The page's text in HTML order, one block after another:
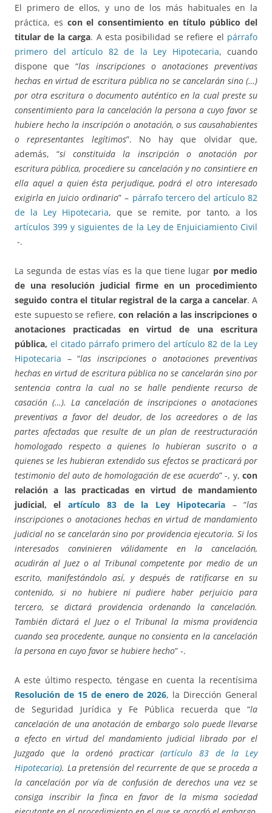
El primero de ellos, y uno de los más habituales en la
práctica, es con el consentimiento en título público del
titular de la carga. A esta posibilidad se refiere el párrafo
primero del artículo 82 de la Ley Hipotecaria, cuando
dispone que “las inscripciones o anotaciones preventivas
hechas en virtud de escritura pública no se cancelarán sino (…)
por otra escritura o documento auténtico en la cual preste su
consentimiento para la cancelación la persona a cuyo favor se
hubiere hecho la inscripción o anotación, o sus causahabientes
o representantes legítimos”. No hay que olvidar que,
además, “si constituida la inscripción o anotación por
escritura pública, procediere su cancelación y no consintiere en
ella aquel a quien ésta perjudique, podrá el otro interesado
exigirla en juicio ordinario” – párrafo tercero del artículo 82
de la Ley Hipotecaria, que se remite, por tanto, a los
artículos 399 y siguientes de la Ley de Enjuiciamiento Civil
-.
La segunda de estas vías es la que tiene lugar por medio
de una resolución judicial firme en un procedimiento
seguido contra el titular registral de la carga a cancelar. A
este supuesto se refiere,con relación a las inscripciones o
anotaciones practicadas en virtud de una escritura
pública, el citado párrafo primero del artículo 82 de la Ley
Hipotecaria – “las inscripciones o anotaciones preventivas
hechas en virtud de escritura pública no se cancelarán sino por
sentencia contra la cual no se halle pendiente recurso de
casación (…). La cancelación de inscripciones o anotaciones
preventivas a favor del deudor, de los acreedores o de las
partes afectadas que resulte de un plan de reestructuración
homologado respecto a quienes lo hubieran suscrito o a
quienes se les hubieran extendido sus efectos se practicará por
testimonio del auto de homologación de ese acuerdo” -, y, con
relación a las practicadas en virtud de mandamiento
judicial, el artículo 83 de la Ley Hipotecaria – “las
inscripciones o anotaciones hechas en virtud de mandamiento
judicial no se cancelarán sino por providencia ejecutoria. Si los
interesados convinieren válidamente en la cancelación,
acudirán al Juez o al Tribunal competente por medio de un
escrito, manifestándolo así, y después de ratificarse en su
contenido, si no hubiere ni pudiere haber perjuicio para
tercero, se dictará providencia ordenando la cancelación.
También dictará el Juez o el Tribunal la misma providencia
cuando sea procedente, aunque no consienta en la cancelación
la persona en cuyo favor se hubiere hecho” -.
A este último respecto, téngase en cuenta la recentísima
Resolución de 15 de enero de 2026, la Dirección General
de Seguridad Jurídica y Fe Pública recuerda que “la
cancelación de una anotación de embargo solo puede llevarse
a efecto en virtud del mandamiento judicial librado por el
Juzgado que la ordenó practicar (artículo 83 de la Ley
Hipotecaria). La pretensión del recurrente de que se proceda a
la cancelación por vía de confusión de derechos una vez se
consiga inscribir la finca en favor de la misma sociedad